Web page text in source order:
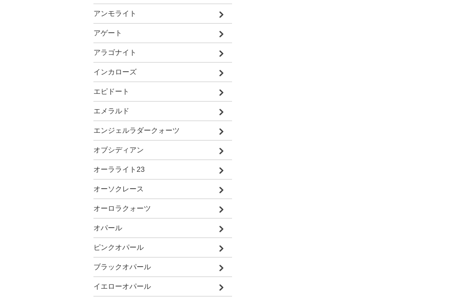
アンモライト
アゲート
アラゴナイト
インカローズ
エピドート
エメラルド
エンジェルラダークォーツ
オブシディアン
オーラライト23
オーソクレース
オーロラクォーツ
オパール
ピンクオパール
ブラックオパール
イエローオパール